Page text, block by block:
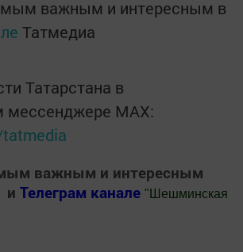
важным и интересным в
Татмедиа
Татарстана в
мессенджере MАХ:
важным и интересным
и Телеграм канале " Шешминская